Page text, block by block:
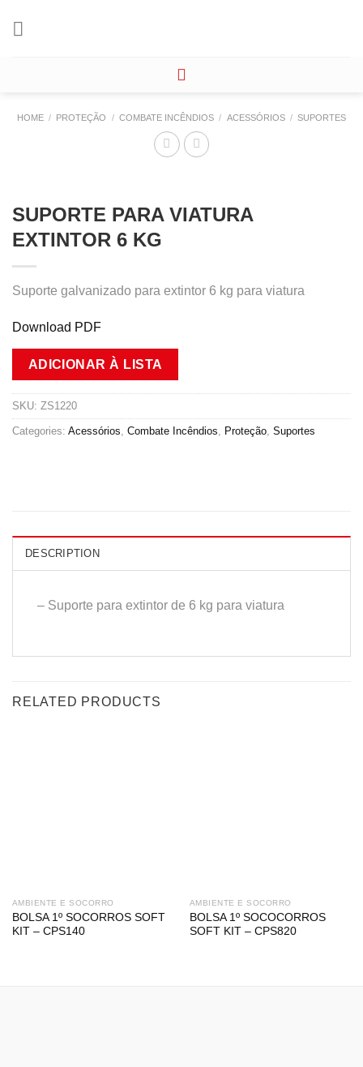
HOME / PROTEÇÃO / COMBATE INCÊNDIOS / ACESSÓRIOS / SUPORTES
SUPORTE PARA VIATURA
EXTINTOR 6 KG
Suporte galvanizado para extintor 6 kg para viatura
Download PDF
ADICIONAR À LISTA
SKU: ZS1220
Categories: Acessórios Combate Incêndios Proteção Suportes
DESCRIPTION
– Suporte para extintor de 6 kg para viatura
RELATED PRODUCTS
AMBIENTE E SOCORRO
BOLSA 1º SOCORROS SOFT
KIT – CPS140
AMBIENTE E SOCORRO
BOLSA 1º SOCOCORROS
SOFT KIT – CPS820